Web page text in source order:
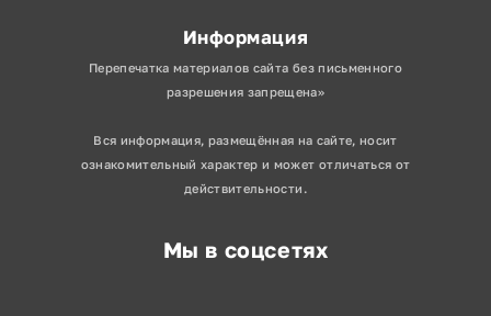
Мы в соцсетях
Информация
Перепечатка материалов сайта без письменного
разрешения запрещена»
Вся информация, размещённая на сайте, носит
ознакомительный характер и может отличаться от
действительности.